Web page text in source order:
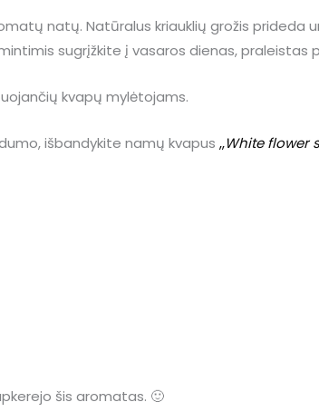
natų. Natūralus kriauklių grožis prideda
sugrįžkite į vasaros dienas, praleistas
kvapų mylėtojams.
išbandykite namų kvapus,,White flower
šis aromatas. 🙂